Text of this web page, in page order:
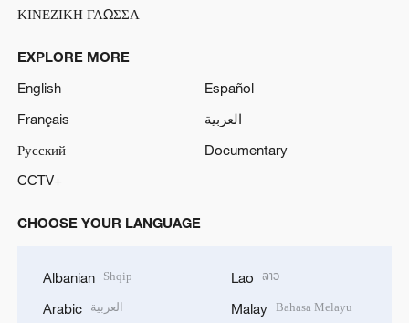
ΚΙΝΕΖΙΚΗ ΓΛΩΣΣΑ
EXPLORE MORE
English
Español
Français
العربية
Русский
Documentary
CCTV+
CHOOSE YOUR LANGUAGE
Albanian Shqip
Arabic العربية
Lao ລາວ
Malay Bahasa Melayu